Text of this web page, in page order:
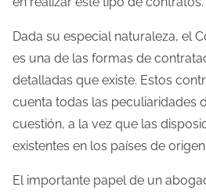
Dada su especial naturaleza, el
es una de las formas de
detalladas que existe. Estos
cuenta todas las peculiaridades
cuestión, a la vez que las
existentes en los países de
El importante papel de un